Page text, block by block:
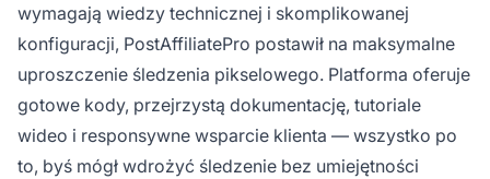
wymagają wiedzy technicznej i skomplikowanej
konfiguracji, PostAffiliatePro postawił na maksymalne
uproszczenie śledzenia pikselowego. Platforma oferuje
gotowe kody, przejrzystą dokumentację, tutoriale
wideo i responsywne wsparcie klienta — wszystko po
to, byś mógł wdrożyć śledzenie bez umiejętności